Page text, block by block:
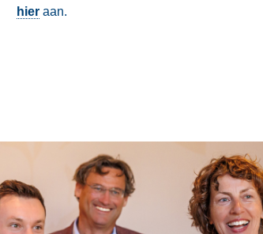
hier aan.